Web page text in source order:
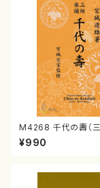
M4268 千代の壽（
雄著・宮城宗家監修/
¥990